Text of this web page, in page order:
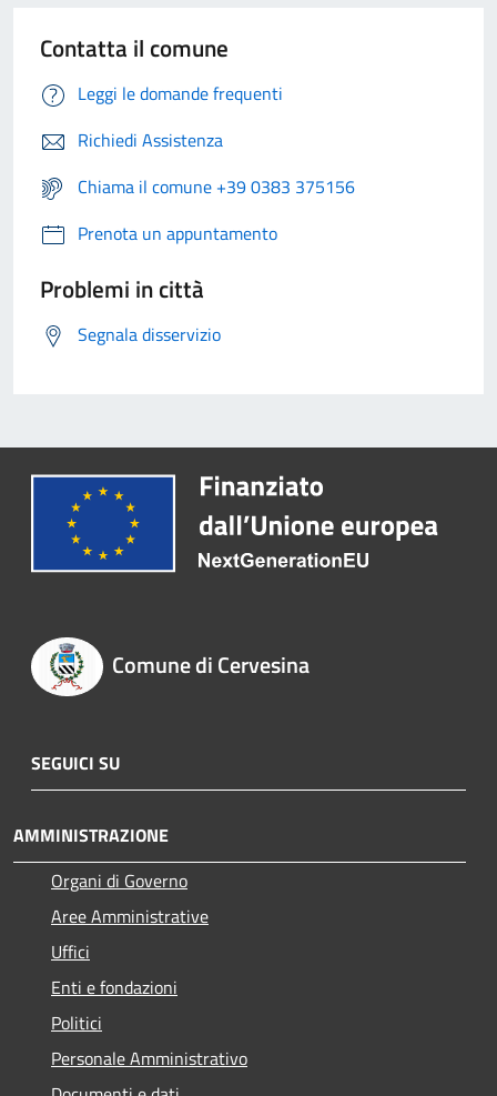
Contatta il comune
Leggi le domande frequenti
Richiedi Assistenza
Chiama il comune +39 0383 375156
Prenota un appuntamento
Problemi in città
Segnala disservizio
Comune di Cervesina
SEGUICI SU
AMMINISTRAZIONE
Organi di Governo
Aree Amministrative
Uffici
Enti e fondazioni
Politici
Personale Amministrativo